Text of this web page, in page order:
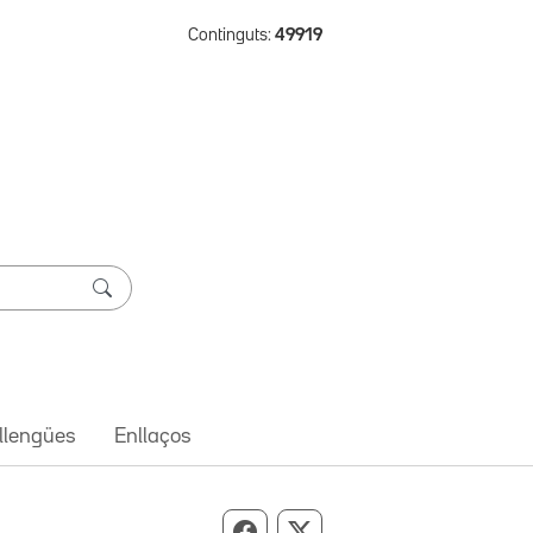
Continguts: 49919
Enllaços